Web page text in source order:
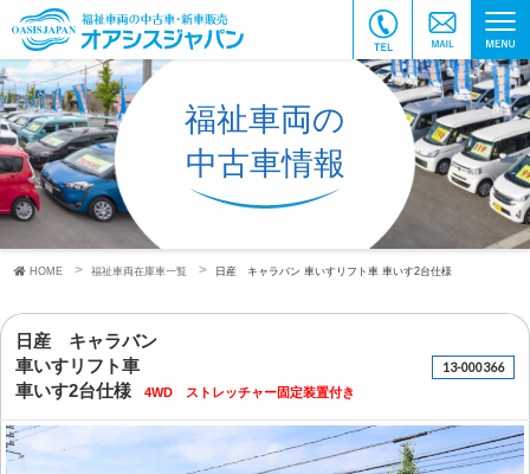
福祉車両の
中古車情報
HOME 福祉車両在庫車一覧 日産 キャラバン 車いすリフト車 車いす2台仕様
日産 キャラバン
車いすリフト車
車いす2台仕様
4WD ストレッチャー固定装置付き
13-000366